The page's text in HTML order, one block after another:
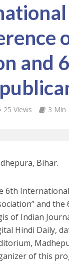
and
25 Views 3 Min
Bihar.
6th
and
of Indian
Hindi Daily,
of this